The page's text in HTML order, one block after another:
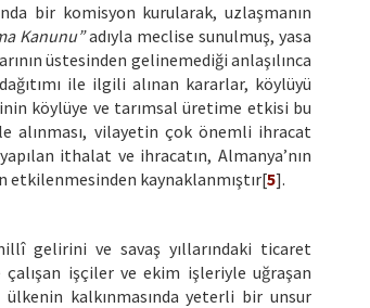
bir komisyon kurularak, uzlaşmanın
Kanunu”adıyla meclise sunulmuş, yasa
üstesinden gelinemediği anlaşılınca
ile ilgili alınan kararlar, köylüyü
köylüye ve tarımsal üretime etkisi bu
alınması, vilayetin çok önemli ihracat
ithalat ve ihracatın, Almanya’nın
etkilenmesinden kaynaklanmıştır[5].
gelirini ve savaş yıllarındaki ticaret
çalışan işçiler ve ekim işleriyle uğraşan
ülkenin kalkınmasında yeterli bir unsur